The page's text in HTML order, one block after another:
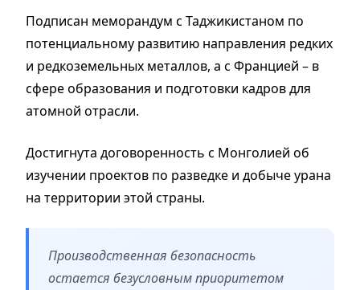
Подписан меморандум с Таджикистаном по
потенциальному развитию направления редких
и редкоземельных металлов, а с Францией – в
сфере образования и подготовки кадров для
атомной отрасли.
Достигнута договоренность с Монголией об
изучении проектов по разведке и добыче урана
на территории этой страны.
Производственная безопасность
остается безусловным приоритетом